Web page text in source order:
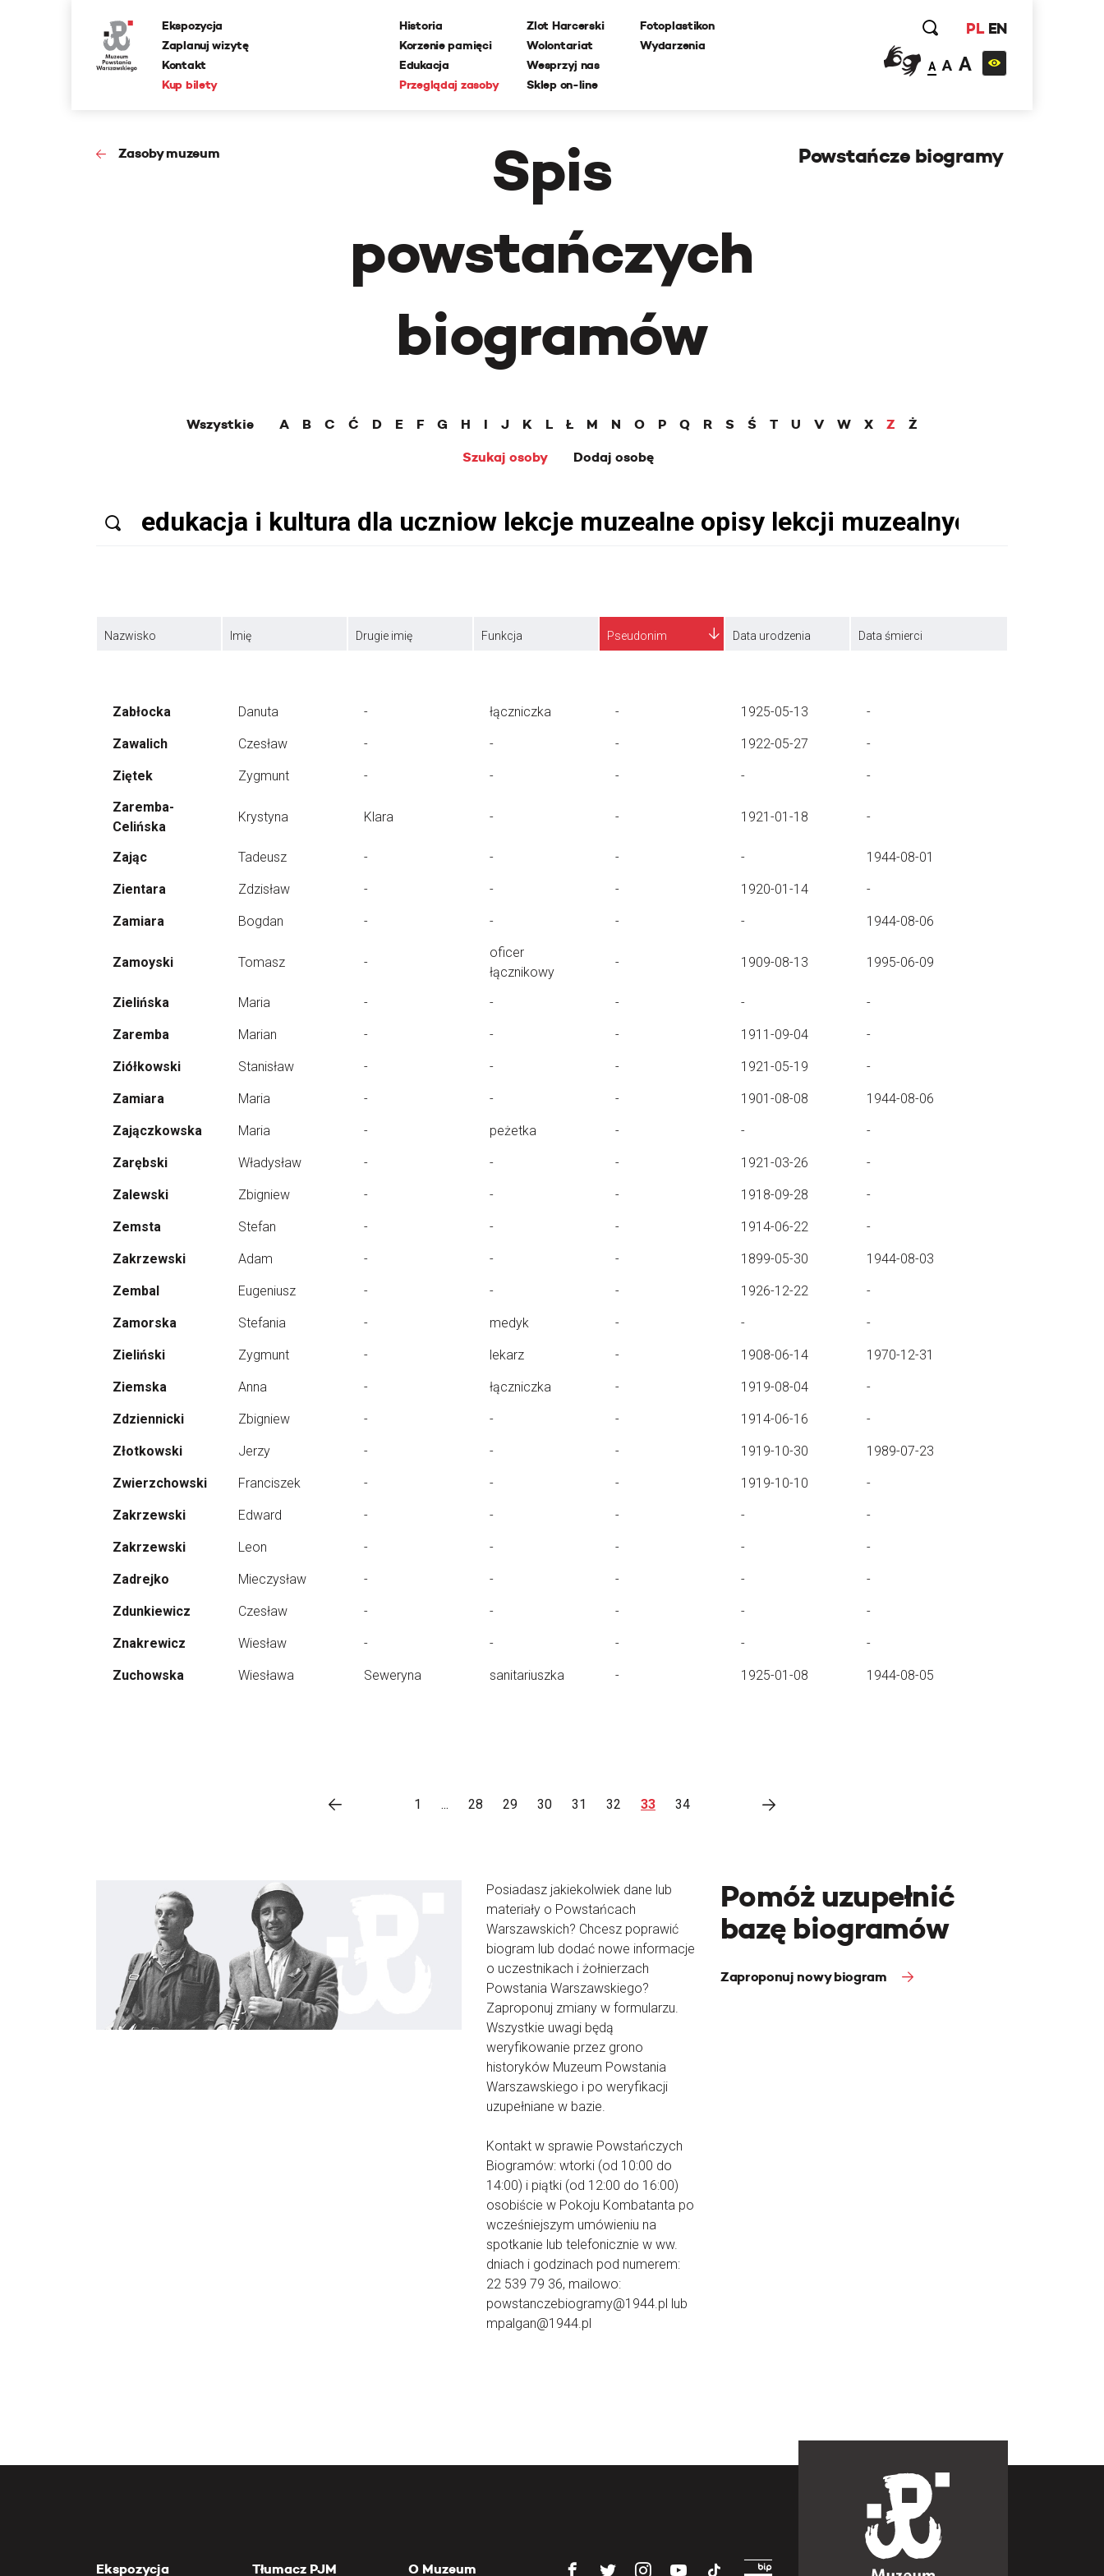
Ekspozycja
Zaplanuj wizytę
Kontakt
Kup bilety
Historia
Korzenie pamięci
Edukacja
Przeglądaj zasoby
Zlot Harcerski
Wolontariat
Wesprzyj nas
Sklep on-line
Fotoplastikon
Wydarzenia
PL EN
A A A
Zasoby muzeum
Spis
powstańczych
biogramów
Powstańcze biogramy
Wszystkie A B C Ć D E F G H I J K L Ł M N O P Q R S Ś T U V W X Z
Ż
Szukaj osoby
Dodaj osobę
Nazwisko Imię Drugie imię Funkcja Pseudonim Data urodzenia Data śmierci
Zabłocka Danuta - łączniczka - 1925-05-13 -
Zawalich Czesław - - - 1922-05-27 -
Ziętek Zygmunt - - - -
-
Zaremba-
Celińska
Krystyna Klara - - 1921-01-18 -
Zając Tadeusz - - - - 1944-08-01
Zientara Zdzisław - - - 1920-01-14 -
Zamiara Bogdan - - - - 1944-08-06
Zamoyski Tomasz -
oficer
łącznikowy
- 1909-08-13 1995-06-09
Zielińska Maria - - - - -
Zaremba Marian - - - 1911-09-04 -
Ziółkowski Stanisław - - - 1921-05-19 -
Zamiara Maria - - - 1901-08-08 1944-08-06
Zajączkowska Maria - peżetka - - -
Zarębski Władysław - - - 1921-03-26 -
Zalewski Zbigniew - - - 1918-09-28 -
Zemsta Stefan - - - 1914-06-22 -
Zakrzewski Adam - - - 1899-05-30 1944-08-03
Zembal Eugeniusz - - - 1926-12-22 -
Zamorska Stefania - medyk - - -
Zieliński Zygmunt - lekarz - 1908-06-14 1970-12-31
Ziemska Anna - łączniczka - 1919-08-04 -
Zdziennicki Zbigniew - - - 1914-06-16 -
Złotkowski Jerzy - - - 1919-10-30 1989-07-23
Zwierzchowski Franciszek - - - 1919-10-10 -
Zakrzewski Edward - - - - -
Zakrzewski Leon - - - - -
Zadrejko Mieczysław - - - - -
Zdunkiewicz Czesław - - - - -
Znakrewicz Wiesław - - - - -
Zuchowska Wiesława Seweryna sanitariuszka - 1925-01-08 1944-08-05
1 ... 28 29 30 31 32 33 34
Posiadasz jakiekolwiek dane lub
materiały o Powstańcach
Warszawskich? Chcesz poprawić
biogram lub dodać nowe informacje
o uczestnikach i żołnierzach
Powstania Warszawskiego?
Zaproponuj zmiany w formularzu.
Wszystkie uwagi będą
weryfikowanie przez grono
historyków Muzeum Powstania
Warszawskiego i po weryfikacji
uzupełniane w bazie.
Kontakt w sprawie Powstańczych
Biogramów: wtorki (od 10:00 do
14:00) i piątki (od 12:00 do 16:00)
osobiście w Pokoju Kombatanta po
wcześniejszym umówieniu na
spotkanie lub telefonicznie w ww.
dniach i godzinach pod numerem:
22 539 79 36, mailowo:
powstanczebiogramy@1944.pl lub
mpalgan@1944.pl
Pomóż uzupełnić
bazę biogramów
Zaproponuj nowy biogram
Ekspozycja Tłumacz PJM O Muzeum